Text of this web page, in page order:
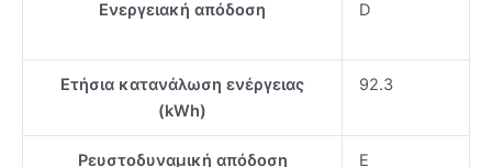
Ενεργειακή απόδοση D
Ετήσια κατανάλωση ενέργειας
(kWh)
92.3
Ρευστοδυναμική απόδοση E